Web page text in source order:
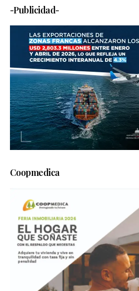
-Publicidad-
Coopmedica